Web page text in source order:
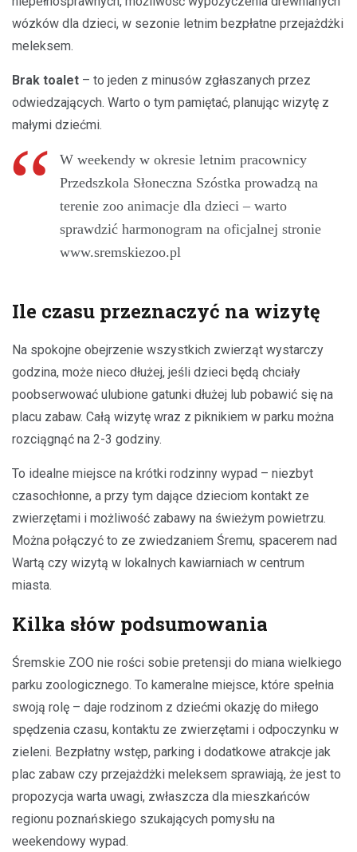
wózków dla dzieci, w sezonie letnim bezpłatne przejażdżki
meleksem.
Brak toalet – to jeden z minusów zgłaszanych przez
odwiedzających. Warto o tym pamiętać, planując wizytę z
małymi dziećmi.
W weekendy w okresie letnim pracownicy
Przedszkola Słoneczna Szóstka prowadzą na
terenie zoo animacje dla dzieci – warto
sprawdzić harmonogram na oficjalnej stronie
www.sremskiezoo.pl
Ile czasu przeznaczyć na wizytę
Na spokojne obejrzenie wszystkich zwierząt wystarczy
godzina, może nieco dłużej, jeśli dzieci będą chciały
poobserwować ulubione gatunki dłużej lub pobawić się na
placu zabaw. Całą wizytę wraz z piknikiem w parku można
rozciągnąć na 2-3 godziny.
To idealne miejsce na krótki rodzinny wypad – niezbyt
czasochłonne, a przy tym dające dzieciom kontakt ze
zwierzętami i możliwość zabawy na świeżym powietrzu.
Można połączyć to ze zwiedzaniem Śremu, spacerem nad
Wartą czy wizytą w lokalnych kawiarniach w centrum
miasta.
Kilka słów podsumowania
Śremskie ZOO nie rości sobie pretensji do miana wielkiego
parku zoologicznego. To kameralne miejsce, które spełnia
swoją rolę – daje rodzinom z dziećmi okazję do miłego
spędzenia czasu, kontaktu ze zwierzętami i odpoczynku w
zieleni. Bezpłatny wstęp, parking i dodatkowe atrakcje jak
plac zabaw czy przejażdżki meleksem sprawiają, że jest to
propozycja warta uwagi, zwłaszcza dla mieszkańców
regionu poznańskiego szukających pomysłu na
weekendowy wypad.